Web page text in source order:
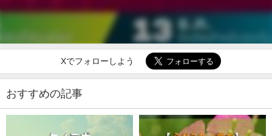
Xでフォローしよう
おすすめの記事